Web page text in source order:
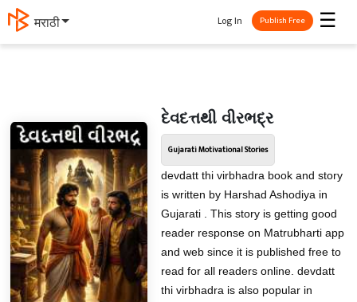
मराठी ☰
Log In Publish Free
દેવદત્તથી વીરભદ્ર
Gujarati Motivational Stories
devdatt thi virbhadra book and story
is written by Harshad Ashodiya in
Gujarati . This story is getting good
reader response on Matrubharti app
and web since it is published free to
read for all readers online. devdatt
thi virbhadra is also popular in